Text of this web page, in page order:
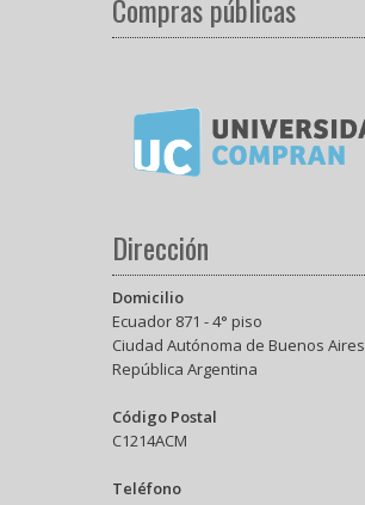
Compras públicas
Dirección
Domicilio
Ecuador 871 - 4° piso
Ciudad Autónoma de Buenos Aires
República Argentina
Código Postal
C1214ACM
Teléfono